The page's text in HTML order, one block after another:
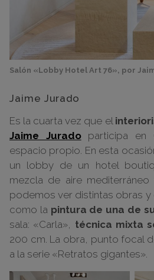
Salón «Lobby Hotel Art 76», por
Jaime Jurado
Es la cuarta vez que el
Jaime Juradoparticipa en
espacio propio. En esta
un lobby de un hotel
mezcla de aire
podemos ver distintas obras y
como la pintura de una de
sala: «Carla», técnica mixta
200 cm. La obra, punto focal
a la serie «Retratos gigantes».